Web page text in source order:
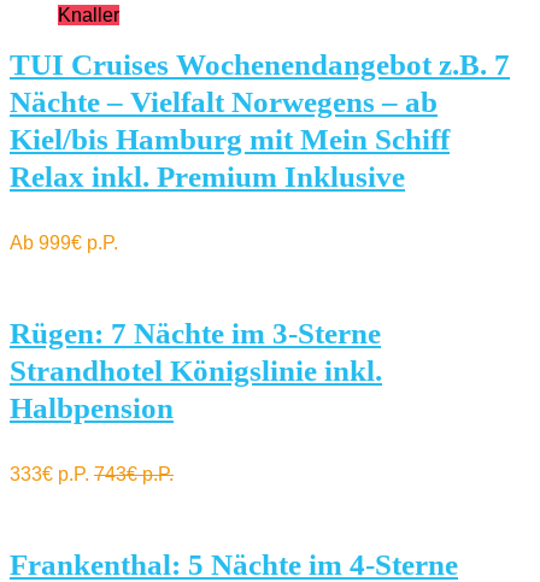
Knaller
TUI Cruises Wochenendangebot z.B. 7
Nächte – Vielfalt Norwegens – ab
Kiel/bis Hamburg mit Mein Schiff
Relax inkl. Premium Inklusive
Ab 999€ p.P.
Rügen: 7 Nächte im 3-Sterne
Strandhotel Königslinie inkl.
Halbpension
333€ p.P. 743€ p.P.
Frankenthal: 5 Nächte im 4-Sterne